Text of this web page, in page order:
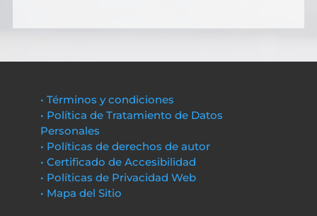
• Términos y condiciones
• Política de Tratamiento de Datos
Personales
• Políticas de derechos de autor
• Certificado de Accesibilidad
• Políticas de Privacidad Web
• Mapa del Sitio